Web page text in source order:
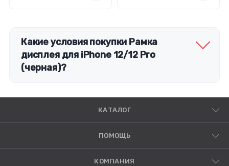
Какие условия покупки Рамка
дисплея для iPhone 12/12 Pro
(черная)?
КАТАЛОГ
ПОМОЩЬ
КОМПАНИЯ